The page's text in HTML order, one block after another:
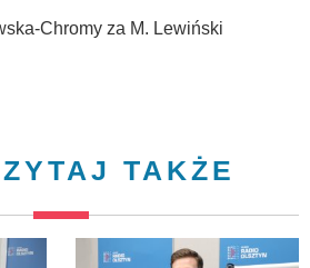
Chromy za M. Lewiński
TAKŻE